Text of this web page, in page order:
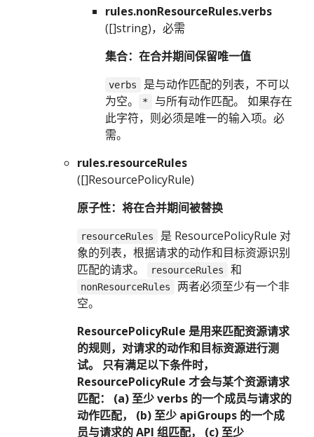
rules.nonResourceRules.verbs
([]string)，必需
集合：在合并期间保留唯一值
verbs
是与动作匹配的列表，不可以
为空。
*
与所有动作匹配。 如果存在
此字符，则必须是唯一的输入项。必
需。
rules.resourceRules
([]ResourcePolicyRule)
原子性：将在合并期间被替换
resourceRules
是 ResourcePolicyRule 对
象的列表，根据请求的动作和目标资源识别
匹配的请求。
resourceRules 和
nonResourceRules
两者必须至少有一个非
空。
ResourcePolicyRule 是用来匹配资源请求
的规则，对请求的动作和目标资源进行测
试。 只有满足以下条件时，
ResourcePolicyRule 才会与某个资源请求
匹配： (a) 至少 verbs 的一个成员与请求的
动作匹配， (b) 至少 apiGroups 的一个成
员与请求的 API 组匹配， (c) 至少